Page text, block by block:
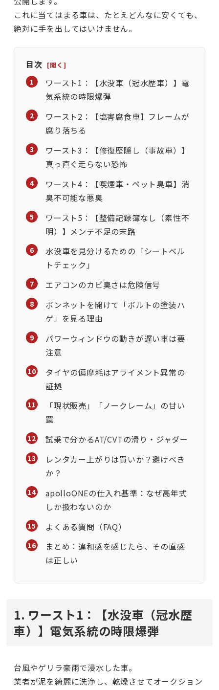
これに当てはまる車は、たとえどんなに安くても、
絶対に手を出してはいけません。
目次
ワースト1：【水没車（冠水歴車）】電
気系統の時限爆弾
ワースト2：【塩害腐食車】フレームが
腐り落ちる
ワースト3：【修復歴隠し（事故車）】
真っ直ぐ走らない恐怖
ワースト4：【喫煙車・ペット臭車】消
臭不可能な悪臭
ワースト5：【整備記録簿なし（素性不
明）】メンテ不足の末路
水没車を見分けるための「シートベル
トチェック」
エアコンのカビ臭さは危険信号
ボンネットを開けて「ボルトの塗装ハ
ゲ」を見る理由
パワーウィンドウの動きが遅い車は要
注意
タイヤの偏摩耗はアライメント異常の
証拠
「現状販売」「ノークレーム」の甘い
罠
試乗で分かるAT/CVTの滑り・ジャダー
レンタカー上がりは買いか？避けべき
か？
apolloONEの仕入れ基準：なぜ高年式
しか扱わないのか
よくある質問（FAQ）
まとめ：違和感を感じたら、その直感
は正しい
1. ワースト1：【水没車（冠水歴
車）】電気系統の時限爆弾
台風やゲリラ豪雨で浸水した車。
業者が泥を綺麗に洗浄し、乾燥させてオークション